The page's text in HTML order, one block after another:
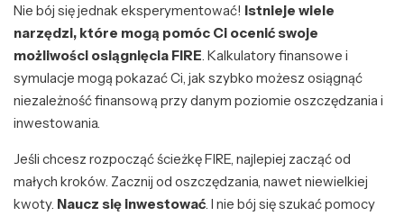
Nie bój się jednak eksperymentować! Istnieje wiele
narzędzi, które mogą pomóc Ci ocenić swoje
możliwości osiągnięcia FIRE. Kalkulatory finansowe i
symulacje mogą pokazać Ci, jak szybko możesz osiągnąć
niezależność finansową przy danym poziomie oszczędzania i
inwestowania.
Jeśli chcesz rozpocząć ścieżkę FIRE, najlepiej zacząć od
małych kroków. Zacznij od oszczędzania, nawet niewielkiej
kwoty. Naucz się inwestować. I nie bój się szukać pomocy